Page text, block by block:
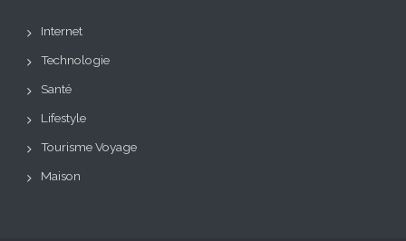
Internet
Technologie
Santé
Lifestyle
Tourisme Voyage
Maison